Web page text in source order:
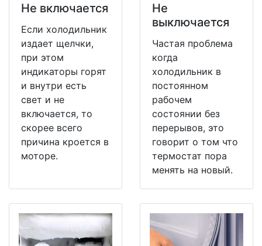
Не включается
Если холодильник
издает щелчки,
при этом
индикаторы горят
и внутри есть
свет и не
включается, то
скорее всего
причина кроется в
моторе.
Не
выключается
Частая проблема
когда
холодильник в
постоянном
рабочем
состоянии без
перерывов, это
говорит о том что
термостат пора
менять на новый.